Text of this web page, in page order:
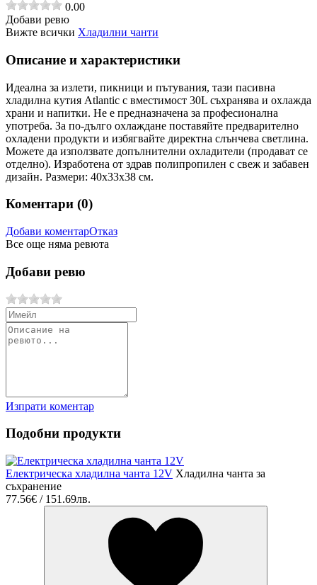
0.00
Добави ревю
Вижте всички Хладилни чанти
Описание и характеристики
Идеална за излети, пикници и пътувания, тази пасивна
хладилна кутия Atlantic с вместимост 30L съхранява и охлажда
храни и напитки. Не е предназначена за професионална
употреба. За по-дълго охлаждане поставяйте предварително
охладени продукти и избягвайте директна слънчева светлина.
Можете да използвате допълнителни охладители (продават се
отделно). Изработена от здрав полипропилен с свеж и забавен
дизайн. Размери: 40x33x38 см.
Коментари (0)
Добави коментарОтказ
Все още няма ревюта
Добави ревю
Изпрати коментар
Подобни продукти
Електрическа хладилна чанта 12V Хладилна чанта за
съхранение
77.56€ / 151.69лв.